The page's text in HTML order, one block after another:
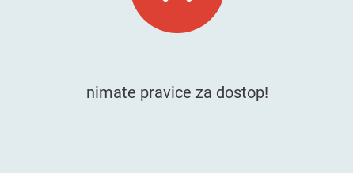
nimate pravice za dostop!